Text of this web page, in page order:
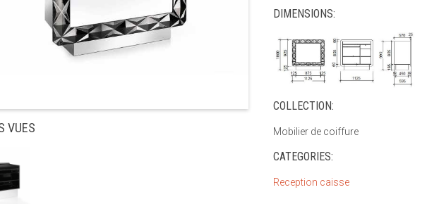
VUES
DIMENSIONS:
COLLECTION:
Mobilier de coiffure
CATEGORIES:
Reception caisse